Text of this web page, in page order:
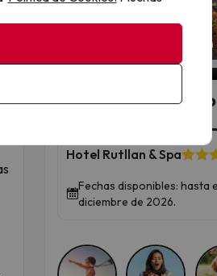
Tu refugio en
Hotel & Spa 4* en
Hotel Rutllan & Spa
Fechas disponibles: hasta
diciembre de 2026.